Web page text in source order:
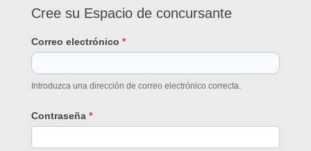
Cree
Espacio
de
concursante
Cree su Espacio de concursante
Correo electrónico *
Introduzca una dirección de correo electrónico correcta.
Contraseña *